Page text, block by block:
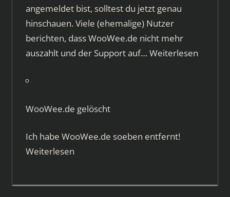
angemeldet bist, solltest du jetzt genau
hinschauen. Viele (ehemalige) Nutzer
berichten, dass WooWee.de nicht mehr
auszahlt und der Support auf… Weiterlesen
WooWee.de gelöscht
Ich habe WooWee.de soeben entfernt!
Weiterlesen